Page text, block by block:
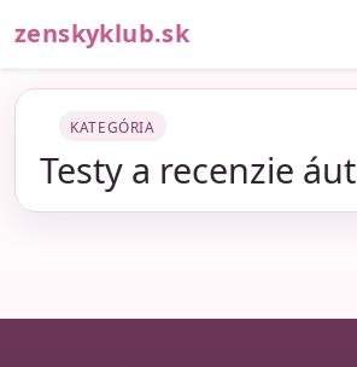
zenskyklub.sk
KATEGÓRIA
Testy a recenzie áut